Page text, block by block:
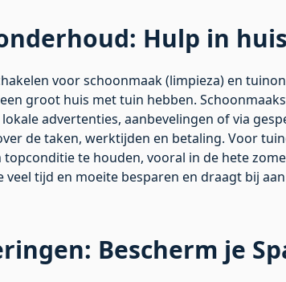
Hulp in
voor schoonmaak (limpieza) en
groot huis met tuin hebben.
advertenties, aanbevelingen of via
de taken, werktijden en betaling. Voor
te houden, vooral in de hete
veel tijd en moeite besparen en draagt bij
Bescherm je